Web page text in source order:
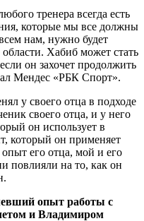
тренера всегда есть
которые мы все должны
нам, нужно будет
Хабиб может стать
он захочет продолжить
Мендес «РБК Спорт».
у своего отца в подходе
своего отца, и у него
он использует в
который он применяет
его отца, мой и его
повлияли на то, как он
опыт работы с
и Владимиром